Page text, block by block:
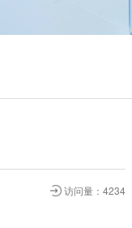
访问量：4234